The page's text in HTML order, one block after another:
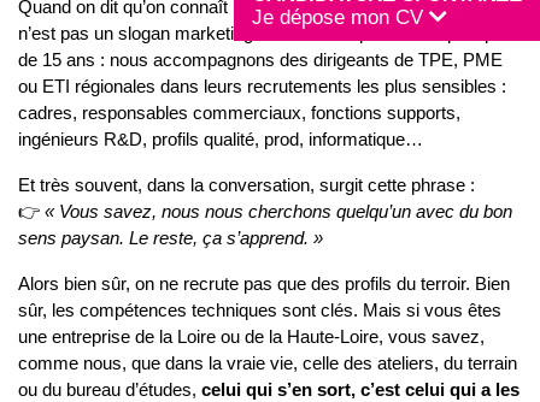
Je dépose mon CV
Quand on dit qu’on connaît bien le tissu économique local, ce
n’est pas un slogan marketing. C’est notre quotidien depuis plus
de 15 ans : nous accompagnons des dirigeants de TPE, PME
ou ETI régionales dans leurs recrutements les plus sensibles :
cadres, responsables commerciaux, fonctions supports,
ingénieurs R&D, profils qualité, prod, informatique…
Et très souvent, dans la conversation, surgit cette phrase :
👉 « Vous savez, nous nous cherchons quelqu’un avec du bon
sens paysan. Le reste, ça s’apprend. »
Alors bien sûr, on ne recrute pas que des profils du terroir. Bien
sûr, les compétences techniques sont clés. Mais si vous êtes
une entreprise de la Loire ou de la Haute-Loire, vous savez,
comme nous, que dans la vraie vie, celle des ateliers, du terrain
ou du bureau d’études, celui qui s’en sort, c’est celui qui a les